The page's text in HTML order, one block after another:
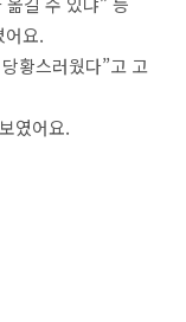
어요.
황스러웠다”고 고
였어요.